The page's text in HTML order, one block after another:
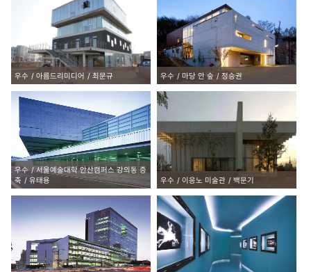
우수 아름드리미디어 최문규 우수 마당 안 숲 정승권
우수
서울예술대학 안산캠퍼스 강의동 증
축
유태용 우수 이응노 미술관 백문기